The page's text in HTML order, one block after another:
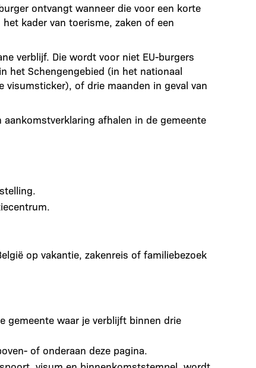
ontvangt wanneer die voor een korte
kader van toerisme, zaken of een
verblijf. Die wordt voor niet EU-burgers
het Schengengebied (in het nationaal
of drie maanden in geval van
afhalen in de gemeente
op vakantie, zakenreis of familiebezoek
gemeente waar je verblijft binnen drie
of onderaan deze pagina.